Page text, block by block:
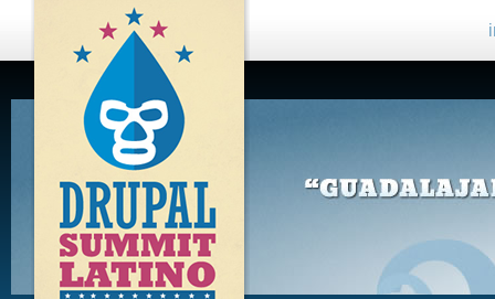
DRUPAL
SUMMIT
LATINO,
GUADALAJARA
2012